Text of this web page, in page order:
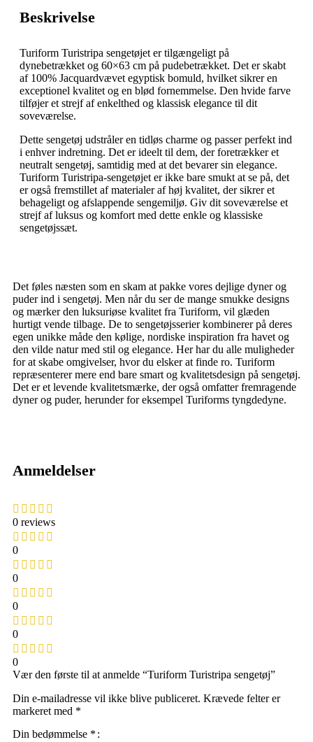
Beskrivelse
Turiform Turistripa sengetøjet er tilgængeligt på
dynebetrækket og 60×63 cm på pudebetrækket. Det er skabt
af 100% Jacquardvævet egyptisk bomuld, hvilket sikrer en
exceptionel kvalitet og en blød fornemmelse. Den hvide farve
tilføjer et strejf af enkelthed og klassisk elegance til dit
soveværelse.
Dette sengetøj udstråler en tidløs charme og passer perfekt ind
i enhver indretning. Det er ideelt til dem, der foretrækker et
neutralt sengetøj, samtidig med at det bevarer sin elegance.
Turiform Turistripa-sengetøjet er ikke bare smukt at se på, det
er også fremstillet af materialer af høj kvalitet, der sikrer et
behageligt og afslappende sengemiljø. Giv dit soveværelse et
strejf af luksus og komfort med dette enkle og klassiske
sengetøjssæt.
Det føles næsten som en skam at pakke vores dejlige dyner og
puder ind i sengetøj. Men når du ser de mange smukke designs
og mærker den luksuriøse kvalitet fra Turiform, vil glæden
hurtigt vende tilbage. De to sengetøjsserier kombinerer på deres
egen unikke måde den kølige, nordiske inspiration fra havet og
den vilde natur med stil og elegance. Her har du alle muligheder
for at skabe omgivelser, hvor du elsker at finde ro. Turiform
repræsenterer mere end bare smart og kvalitetsdesign på sengetøj.
Det er et levende kvalitetsmærke, der også omfatter fremragende
dyner og puder, herunder for eksempel Turiforms tyngdedyne.
Anmeldelser
0 reviews
0
0
0
0
0
Vær den første til at anmelde “Turiform Turistripa sengetøj”
Din e-mailadresse vil ikke blive publiceret. Krævede felter er
markeret med *
Din bedømmelse *